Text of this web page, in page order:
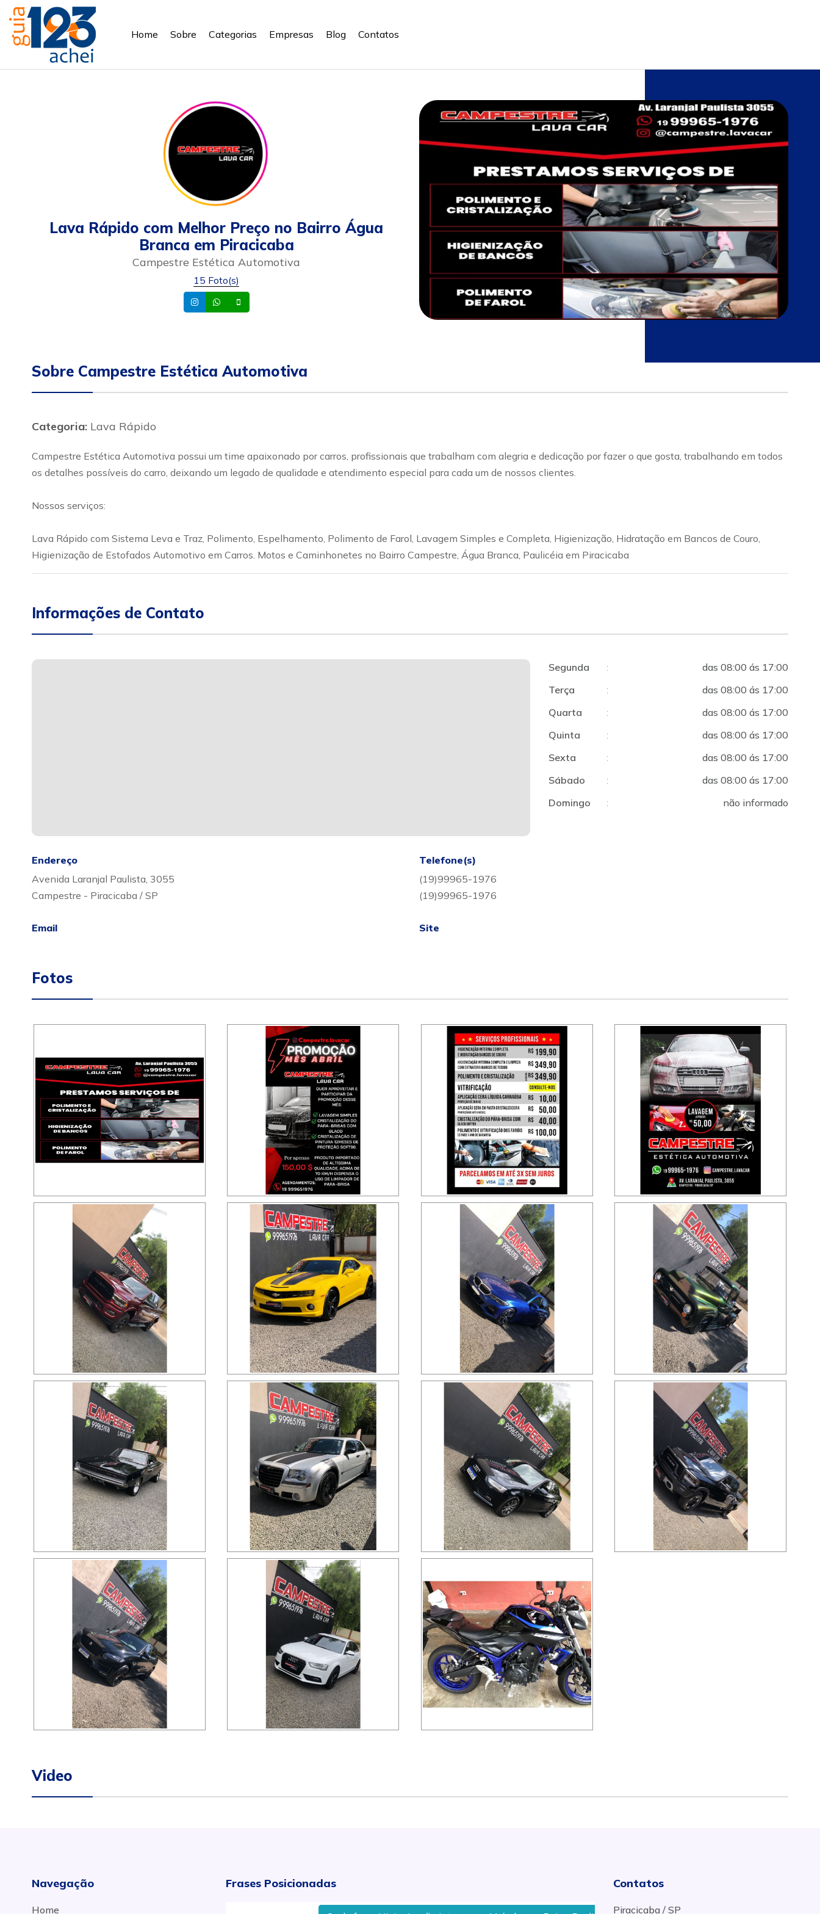
Home Sobre Categorias Empresas Blog Contatos
Lava Rápido com Melhor Preço no Bairro Água
Branca em Piracicaba
Campestre Estética Automotiva
15 Foto(s)
InstagramWhatsapp
Sobre Campestre Estética Automotiva
Categoria: Lava Rápido
Campestre Estética Automotiva possui um time apaixonado por carros, profissionais que trabalham com alegria e dedicação por fazer o que gosta, trabalhando em todos
os detalhes possíveis do carro, deixando um legado de qualidade e atendimento especial para cada um de nossos clientes.
Nossos serviços:
Lava Rápido com Sistema Leva e Traz, Polimento, Espelhamento, Polimento de Farol, Lavagem Simples e Completa, Higienização, Hidratação em Bancos de Couro,
Higienização de Estofados Automotivo em Carros. Motos e Caminhonetes no Bairro Campestre, Água Branca, Paulicéia em Piracicaba
Informações de Contato
Segunda :
das 08:00 ás 17:00
Terça
:
das 08:00 ás 17:00
Quarta
:
das 08:00 ás 17:00
Quinta
:
das 08:00 ás 17:00
Sexta
:
das 08:00 ás 17:00
Sábado
:
das 08:00 ás 17:00
Domingo
: não informado
Endereço
Avenida Laranjal Paulista, 3055
Campestre - Piracicaba / SP
Telefone(s)
(19)99965-1976
(19)99965-1976
Email Site
Fotos
Video
Navegação
Home
Frases Posicionadas Contatos
Piracicaba / SP